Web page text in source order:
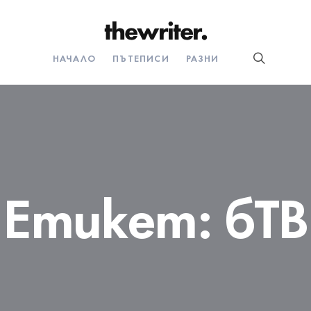
НАЧАЛО ПЪТЕПИСИ РАЗНИ
Етикет: бТВ